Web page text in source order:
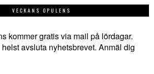
VECKANS OPULENS
kommer gratis via mail på lördagar.
avsluta nyhetsbrevet. Anmäl dig